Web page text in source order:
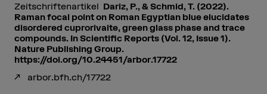
Zeitschriftenartikel Dariz, P., & Schmid, T. (2022).
Raman focal point on Roman Egyptian blue elucidates
disordered cuprorivaite, green glass phase and trace
compounds. In Scientific Reports (Vol. 12, Issue 1).
Nature Publishing Group.
https://doi.org/10.24451/arbor.17722
arbor.bfh.ch/17722